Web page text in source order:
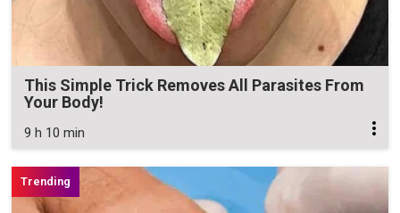
This Simple Trick Removes All Parasites From
Your Body!
9 h 10 min